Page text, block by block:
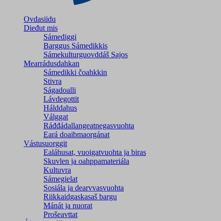
Ovdasiidu
Dieđut mis
Sámediggi
Barggus Sámedikkis
Sámekulturguovddáš Sajos
Mearrádusdahkan
Sámedikki čoahkkin
Stivra
Ságadoalli
Lávdegottit
Hálddahus
Válggat
Ráđđádallangeatnegas­vuohta
Eará doaibmaorgánat
Vástusuorggit
Ealáhusat, vuoigatvuohta ja biras
Skuvlen ja oahppamateriála
Kultuvra
Sámegielat
Sosiála ja dearvvasvuohta
Riikkaidgaskasaš bargu
Mánát ja nuorat
Prošeavttat